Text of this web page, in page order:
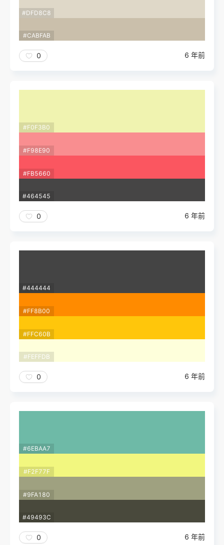
#DFD8C8
#CABFAB
0 6 年前
#F0F3B0
#F98E90
#FB5660
#464545
0 6 年前
#444444
#FF8B00
#FFC60B
#FEFFDB
0 6 年前
#6EBAA7
#F2F77F
#9FA180
#49493C
0 6 年前